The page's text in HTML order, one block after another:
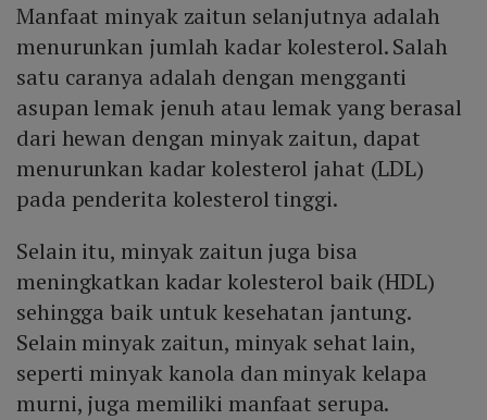
Manfaat minyak zaitun selanjutnya adalah
menurunkan jumlah kadar kolesterol. Salah
satu caranya adalah dengan mengganti
asupan lemak jenuh atau lemak yang berasal
dari hewan dengan minyak zaitun, dapat
menurunkan kadar kolesterol jahat (LDL)
pada penderita kolesterol tinggi.
Selain itu, minyak zaitun juga bisa
meningkatkan kadar kolesterol baik (HDL)
sehingga baik untuk kesehatan jantung.
Selain minyak zaitun, minyak sehat lain,
seperti minyak kanola dan minyak kelapa
murni, juga memiliki manfaat serupa.